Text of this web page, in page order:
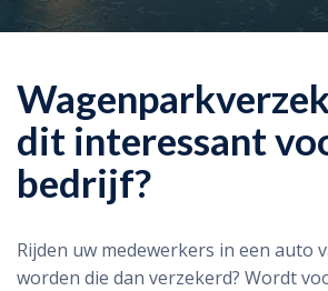
dit interessant
bedrijf?
Rijden uw medewerkers in een auto
worden die dan verzekerd? Wordt